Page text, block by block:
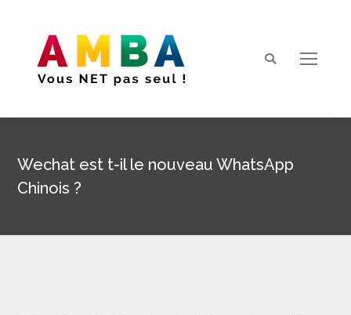
Search:
Wechat est t-il le nouveau WhatsApp
Chinois ?